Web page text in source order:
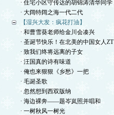
· 住宅小区守传达的胡锦涛清华同学
· 大阔特阔之海一代二代
【湿兴大发：疯花打油】
· 和曹雪葵老师给金川会凑兴
· 圣诞节快乐！在北美的中国女人ZT
· 致我们终将远离的子女
· 汪国真的诗有味道
· 俺也来狠狠《乡愁》一把
· 毛诞圣歌
· 忽然想到西双版纳
· 海边裸奔——题岑岚照并唱和
· 一树秋风一树光